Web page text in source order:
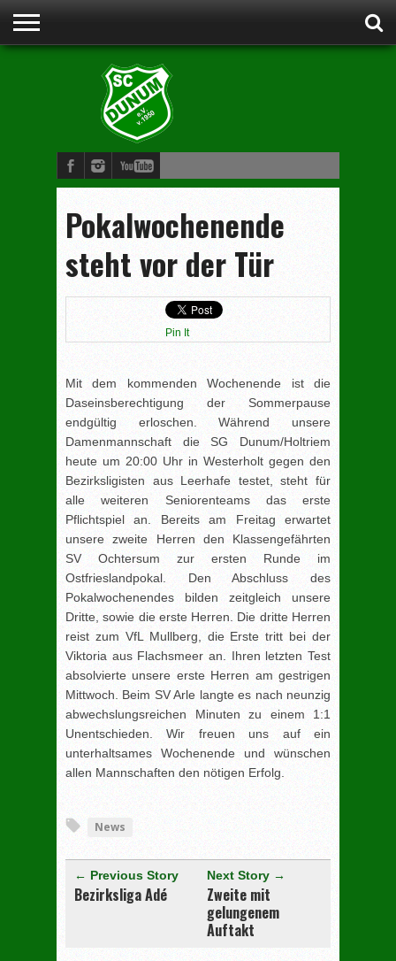
ANSPRECHPARTNER
SCHWIMMEN
KINDERTURNEN
BOGENSCHIESSEN
DAMENGYMNASTIK
Pokalwochenende
steht vor der Tür
Pin It
Mit dem kommenden Wochenende ist die
Daseinsberechtigung der Sommerpause
endgültig erloschen. Während unsere
Damenmannschaft die SG Dunum/Holtriem
heute um 20:00 Uhr in Westerholt gegen den
Bezirksligisten aus Leerhafe testet, steht für
alle weiteren Seniorenteams das erste
Pflichtspiel an. Bereits am Freitag erwartet
unsere zweite Herren den Klassengefährten
SV Ochtersum zur ersten Runde im
Ostfrieslandpokal. Den Abschluss des
Pokalwochenendes bilden zeitgleich unsere
Dritte, sowie die erste Herren. Die dritte Herren
reist zum VfL Mullberg, die Erste tritt bei der
Viktoria aus Flachsmeer an. Ihren letzten Test
absolvierte unsere erste Herren am gestrigen
Mittwoch. Beim SV Arle langte es nach neunzig
abwechslungsreichen Minuten zu einem 1:1
Unentschieden. Wir freuen uns auf ein
unterhaltsames Wochenende und wünschen
allen Mannschaften den nötigen Erfolg.
News
← Previous Story
Bezirksliga Adé
Next Story →
Zweite mit
gelungenem
Auftakt